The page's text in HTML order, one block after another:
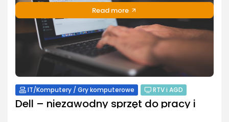
Read more
PUBLIKACJA: REDAKCJA 13 WRZEŚNIA, 2024
IT/Komputery / Gry komputerowe RTV i AGD
Dell – niezawodny sprzęt do pracy i